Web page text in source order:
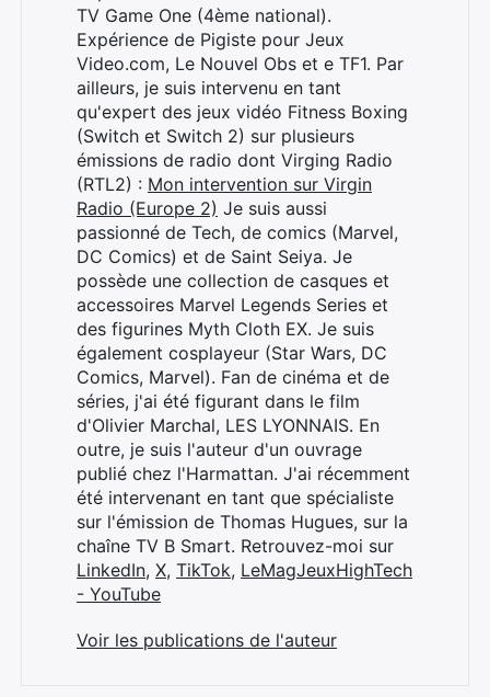
TV Game One (4ème national).
Expérience de Pigiste pour Jeux
Video.com, Le Nouvel Obs et e TF1. Par
ailleurs, je suis intervenu en tant
qu'expert des jeux vidéo Fitness Boxing
(Switch et Switch 2) sur plusieurs
émissions de radio dont Virging Radio
(RTL2) : Mon intervention sur Virgin
Radio (Europe 2) Je suis aussi
passionné de Tech, de comics (Marvel,
DC Comics) et de Saint Seiya. Je
possède une collection de casques et
accessoires Marvel Legends Series et
des figurines Myth Cloth EX. Je suis
également cosplayeur (Star Wars, DC
Comics, Marvel). Fan de cinéma et de
séries, j'ai été figurant dans le film
d'Olivier Marchal, LES LYONNAIS. En
outre, je suis l'auteur d'un ouvrage
publié chez l'Harmattan. J'ai récemment
été intervenant en tant que spécialiste
sur l'émission de Thomas Hugues, sur la
chaîne TV B Smart. Retrouvez-moi sur
LinkedIn, X, TikTok, LeMagJeuxHighTech
- YouTube
Voir les publications de l'auteur
Rechercher
: